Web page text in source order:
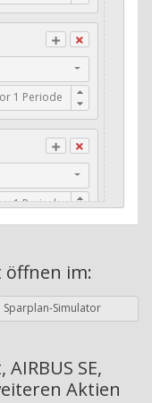
öffnen im:
Sparplan-Simulator
SE,
Aktien